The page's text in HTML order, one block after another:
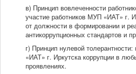
в) Принцип вовлеченности
участие работников МУП «ИАТ» г.
от должности в формировании и
антикоррупционных стандартов и
г) Принцип нулевой
«ИАТ» г. Иркутска коррупции в
проявлениях.